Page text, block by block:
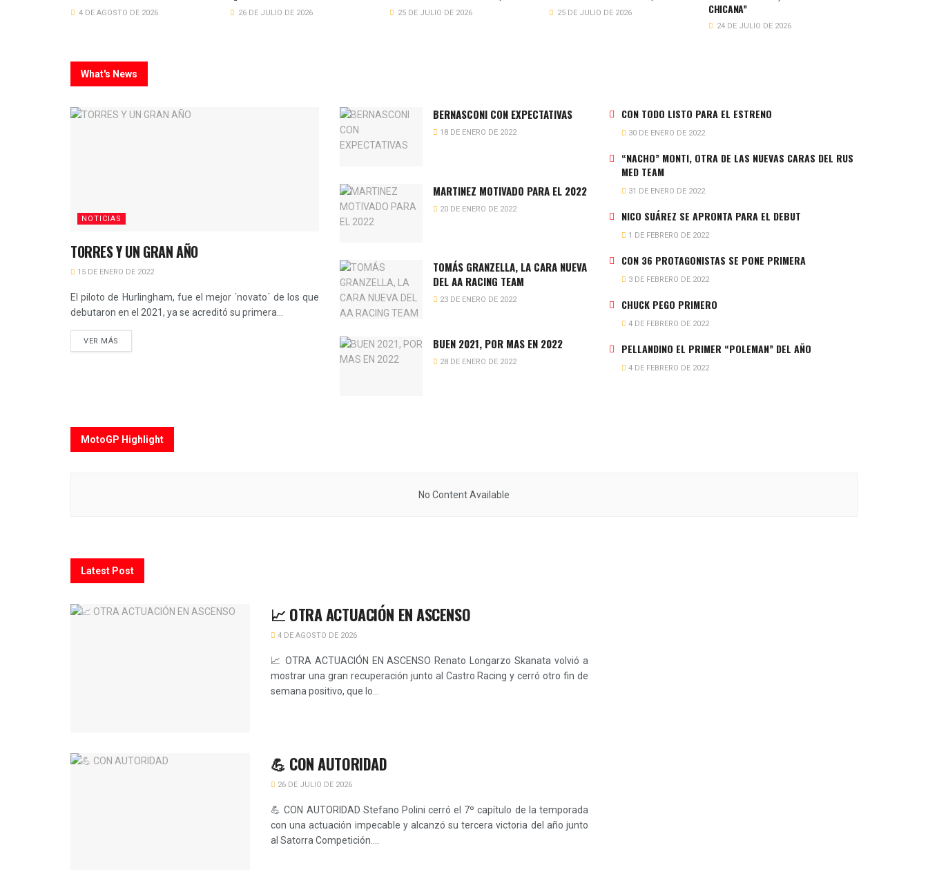
4 DE AGOSTO DE 2026 26 DE JULIO DE 2026 25 DE JULIO DE 2026 25 DE JULIO DE 2026
CHICANA”
24 DE JULIO DE 2026
What's News
NOTICIAS
TORRES Y UN GRAN AÑO
15 DE ENERO DE 2022
El piloto de Hurlingham, fue el mejor ´novato´ de los que
debutaron en el 2021, ya se acreditó su primera...
VER MÁS
BERNASCONI CON EXPECTATIVAS
18 DE ENERO DE 2022
MARTINEZ MOTIVADO PARA EL 2022
20 DE ENERO DE 2022
TOMÁS GRANZELLA, LA CARA NUEVA
DEL AA RACING TEAM
23 DE ENERO DE 2022
BUEN 2021, POR MAS EN 2022
28 DE ENERO DE 2022
CON TODO LISTO PARA EL ESTRENO
30 DE ENERO DE 2022
“NACHO” MONTI, OTRA DE LAS NUEVAS CARAS DEL RUS
MED TEAM
31 DE ENERO DE 2022
NICO SUÁREZ SE APRONTA PARA EL DEBUT
1 DE FEBRERO DE 2022
CON 36 PROTAGONISTAS SE PONE PRIMERA
3 DE FEBRERO DE 2022
CHUCK PEGO PRIMERO
4 DE FEBRERO DE 2022
PELLANDINO EL PRIMER “POLEMAN” DEL AÑO
4 DE FEBRERO DE 2022
MotoGP Highlight
No Content Available
Latest Post
📈 OTRA ACTUACIÓN EN ASCENSO
4 DE AGOSTO DE 2026
📈 OTRA ACTUACIÓN EN ASCENSO Renato Longarzo Skanata volvió a
mostrar una gran recuperación junto al Castro Racing y cerró otro fin de
semana positivo, que lo...
💪 CON AUTORIDAD
26 DE JULIO DE 2026
💪 CON AUTORIDAD Stefano Polini cerró el 7º capítulo de la temporada
con una actuación impecable y alcanzó su tercera victoria del año junto
al Satorra Competición....